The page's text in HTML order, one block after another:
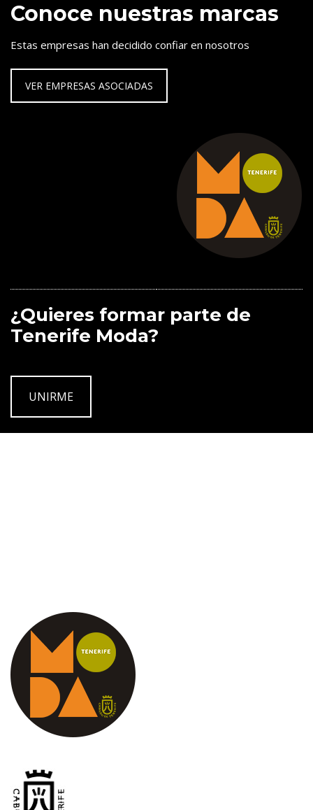
Conoce nuestras marcas
Estas empresas han decidido confiar en nosotros
VER EMPRESAS ASOCIADAS
¿Quieres formar parte de
Tenerife Moda?
UNIRME